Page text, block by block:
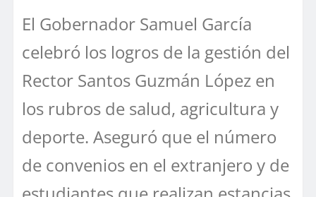
El Gobernador Samuel García
celebró los logros de la gestión del
Rector Santos Guzmán López en
los rubros de salud, agricultura y
deporte. Aseguró que el número
de convenios en el extranjero y de